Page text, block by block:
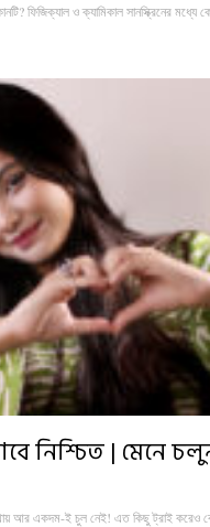
ফিজিক্যাল ও ক্যামিকাল সানস্ক্রিনের মধ্যে
নিশ্চিত | মেনে
আর একদম-ই চুল নেই! এত কিছু ট্রাই করেও